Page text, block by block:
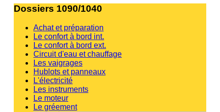
Dossiers 1090/1040
Achat et préparation
Le confort à bord int.
Le confort à bord ext.
Circuit d'eau et chauffage
Les vaigrages
Hublots et panneaux
L'électricité
Les instruments
Le moteur
Le gréement